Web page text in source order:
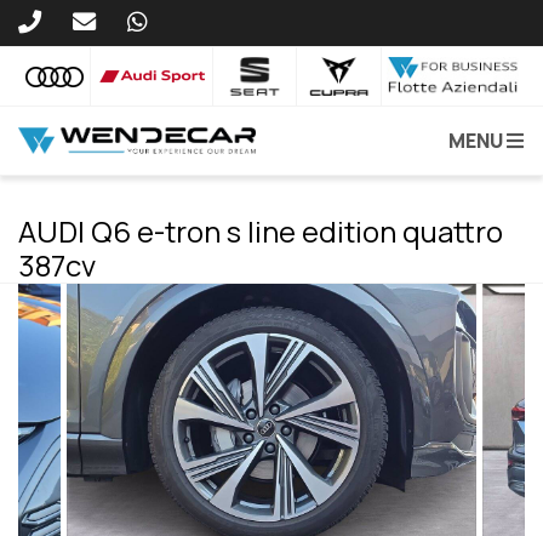
MENU
AUDI Q6 e-tron s line edition quattro
387cv